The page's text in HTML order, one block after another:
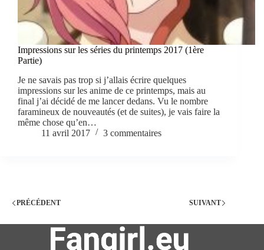
Impressions sur les séries du printemps 2017 (1ère
Partie)
Je ne savais pas trop si j’allais écrire quelques
impressions sur les anime de ce printemps, mais au
final j’ai décidé de me lancer dedans. Vu le nombre
faramineux de nouveautés (et de suites), je vais faire la
même chose qu’en…
11 avril 2017
3 commentaires
PRÉCÉDENT SUIVANT